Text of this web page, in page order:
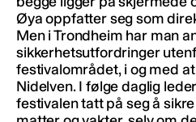
Øya oppfatter seg som
Men i Trondheim har man
sikkerhetsutfordringer
festivalområdet, i og med
Nidelven. I følge daglig
festivalen tatt på seg å